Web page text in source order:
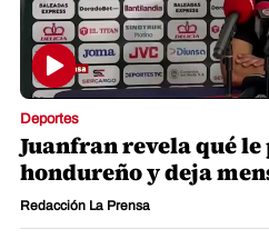
Deportes
Juanfran revela qué
hondureño y deja
Redacción La Prensa